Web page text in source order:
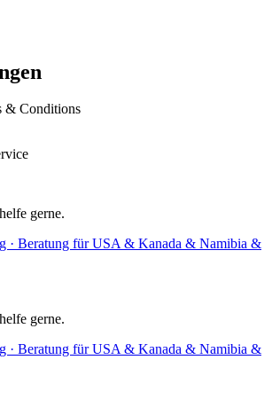
& Conditions
gerne.
· Beratung für USA & Kanada & Namibia &
gerne.
· Beratung für USA & Kanada & Namibia &